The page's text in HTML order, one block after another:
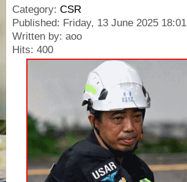
Category: CSR
Published: Friday, 13 June 2025 18:01
Written by: aoo
Hits: 400